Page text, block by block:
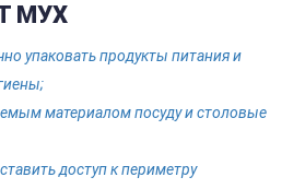
МУХ
упаковать продукты питания и
материалом посуду и столовые
доступ к периметру